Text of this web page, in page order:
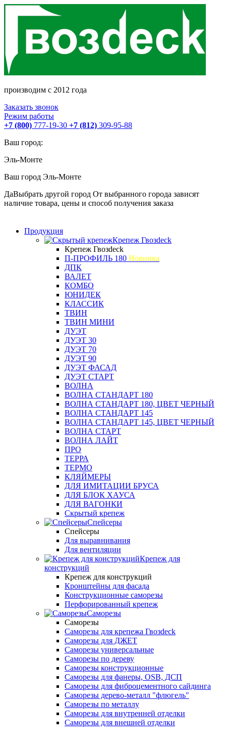
производим с 2012 года
Заказать звонок
Режим работы
+7 (800) 777-19-30 +7 (812) 309-95-88
Ваш город:
Эль-Монте
Ваш город Эль-Монте
ДаВыбрать другой город От выбранного города зависят
наличие товара, цены и способ получения заказа
Продукция
Крепеж Гвозdeck
Крепеж Гвозdeck
П-ПРОФИЛЬ 180 Новинка
ДПК
ВАЛЕТ
КОМБО
ЮНИДЕК
КЛАССИК
ТВИН
ТВИН МИНИ
ДУЭТ
ДУЭТ 30
ДУЭТ 70
ДУЭТ 90
ДУЭТ ФАСАД
ДУЭТ СТАРТ
ВОЛНА
ВОЛНА СТАНДАРТ 180
ВОЛНА СТАНДАРТ 180, ЦВЕТ ЧЕРНЫЙ
ВОЛНА СТАНДАРТ 145
ВОЛНА СТАНДАРТ 145, ЦВЕТ ЧЕРНЫЙ
ВОЛНА СТАРТ
ВОЛНА ЛАЙТ
ПРО
ТЕРРА
ТЕРМО
КЛЯЙМЕРЫ
ДЛЯ ИМИТАЦИИ БРУСА
ДЛЯ БЛОК ХАУСА
ДЛЯ ВАГОНКИ
Скрытый крепеж
Спейсеры
Спейсеры
Для выравнивания
Для вентиляции
Крепеж для
конструкций
Крепеж для конструкций
Кронштейны для фасада
Конструкционные саморезы
Перфорированный крепеж
Саморезы
Саморезы
Саморезы для крепежа Гвозdeck
Саморезы для ДЖЕТ
Саморезы универсальные
Саморезы по дереву
Саморезы конструкционные
Cаморезы для фанеры, OSB, ДСП
Саморезы для фиброцементного сайдинга
Саморезы дерево-металл "флюгель"
Саморезы по металлу
Саморезы для внутренней отделки
Саморезы для внешней отделки